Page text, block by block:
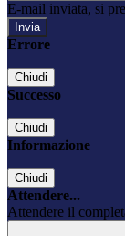
E-mail inviata, si
Errore
Chiudi
Successo
Chiudi
Informazione
Chiudi
Attendere...
Attendere il